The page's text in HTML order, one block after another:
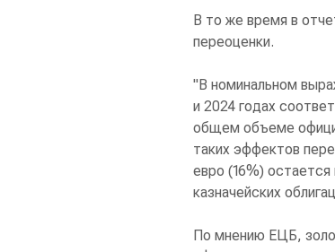
В то же время в
переоценки.
"В номинальном
и 2024 годах
общем объеме
таких эффектов
евро (16%)
казначейских
По мнению ЕЦБ,